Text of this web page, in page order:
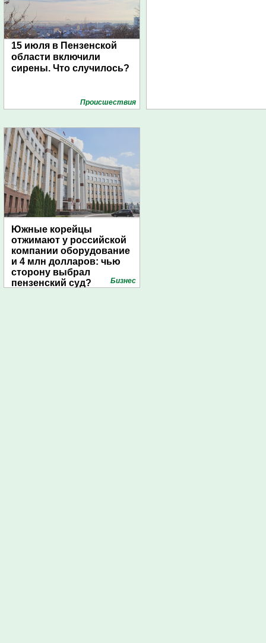
15 июля в Пензенской
области включили
сирены. Что случилось?
Проиcшествия
Южные корейцы
отжимают у российской
компании оборудование
и 4 млн долларов: чью
сторону выбрал
пензенский суд?
Бизнес